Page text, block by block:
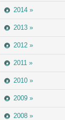
2014 »
2013 »
2012 »
2011 »
2010 »
2009 »
2008 »